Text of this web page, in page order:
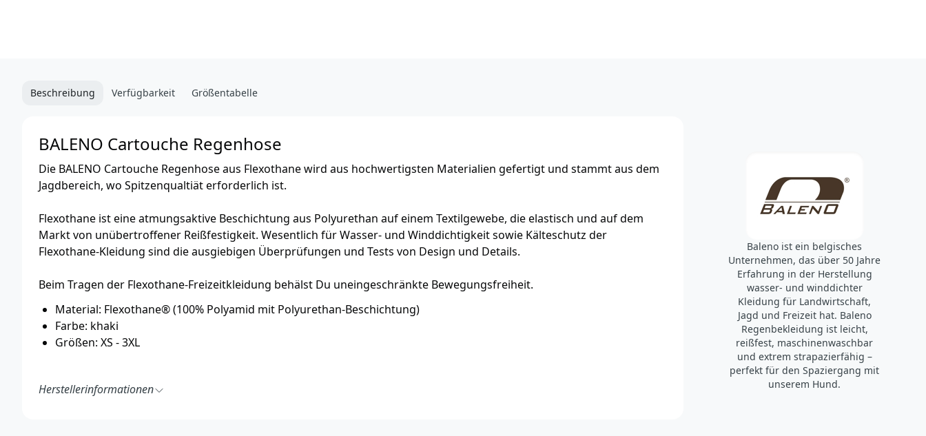
Beschreibung Verfügbarkeit Größentabelle
BALENO Cartouche Regenhose
Die BALENO Cartouche Regenhose aus Flexothane wird aus hochwertigsten Materialien gefertigt und stammt aus dem
Jagdbereich, wo Spitzenqualtiät erforderlich ist.
Flexothane ist eine atmungsaktive Beschichtung aus Polyurethan auf einem Textilgewebe, die elastisch und auf dem
Markt von unübertroffener Reißfestigkeit. Wesentlich für Wasser- und Winddichtigkeit sowie Kälteschutz der
Flexothane-Kleidung sind die ausgiebigen Überprüfungen und Tests von Design und Details.
Beim Tragen der Flexothane-Freizeitkleidung behälst Du uneingeschränkte Bewegungsfreiheit.
Material: Flexothane® (100% Polyamid mit Polyurethan-Beschichtung)
Farbe: khaki
Größen: XS - 3XL
Herstellerinformationen
Baleno ist ein belgisches
Unternehmen, das über 50 Jahre
Erfahrung in der Herstellung
wasser- und winddichter
Kleidung für Landwirtschaft,
Jagd und Freizeit hat. Baleno
Regenbekleidung ist leicht,
reißfest, maschinenwaschbar
und extrem strapazierfähig –
perfekt für den Spaziergang mit
unserem Hund.